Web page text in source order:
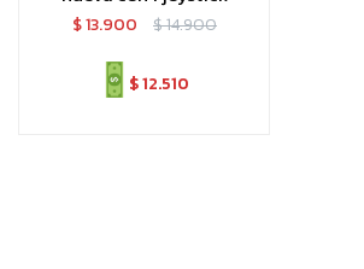
$13.900 $14.900
$12.510